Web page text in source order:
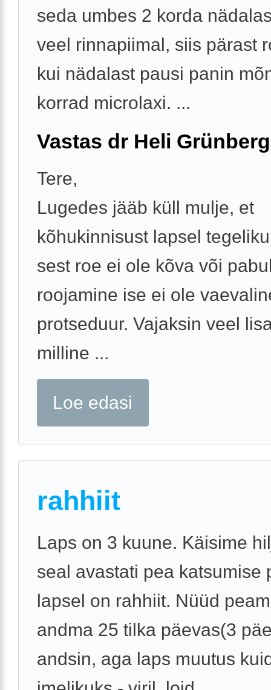
seda umbes 2 korda
veel rinnapiimal, siis pärast
kui nädalast pausi panin
korrad microlaxi. ...
Vastas dr Heli Grünberg
Tere,
Lugedes jääb küll mulje, et
kõhukinnisust lapsel
sest roe ei ole kõva või
roojamine ise ei ole
protseduur. Vajaksin veel
milline ...
Loe edasi
rahhiit
Laps on 3 kuune. Käisime
seal avastati pea katsumise
lapsel on rahhiit. Nüüd
andma 25 tilka päevas(3
andsin, aga laps muutus